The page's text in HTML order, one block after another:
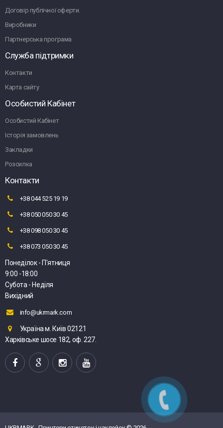
Договір публічної оферти.
Виробники
Партнерська програма
Служба підтримки
Контакти
Карта сайту
Особистий Кабінет
Особистий Кабінет
Історія замовлень
Закладки
Розсилка
Контакти
+38 044 525 19 19
+38 050 050 30 45
+38 098 050 30 45
+38 073 050 30 45
Понеділок - П'ятниця
9:00 -18:00
Субота - Неділя
Вихідний
info@ukrmark.com
Україна м. Київ 02121
Харківське шосе 182, оф. 227.